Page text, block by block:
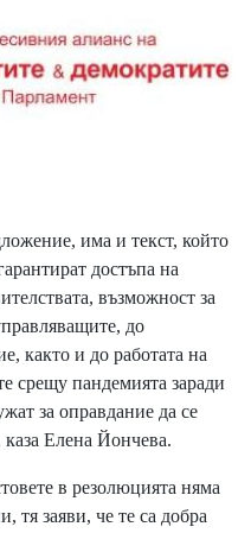
има и текст, който
достъпа на
възможност за
до
както и до работата на
срещу пандемията заради
за оправдание да се
каза Елена Йончева.
в резолюцията няма
тя заяви, че те са добра